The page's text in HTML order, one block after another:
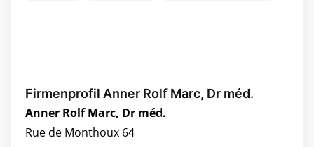
Firmenprofil Anner Rolf Marc, Dr méd.
Anner Rolf Marc, Dr méd.
Rue de Monthoux 64